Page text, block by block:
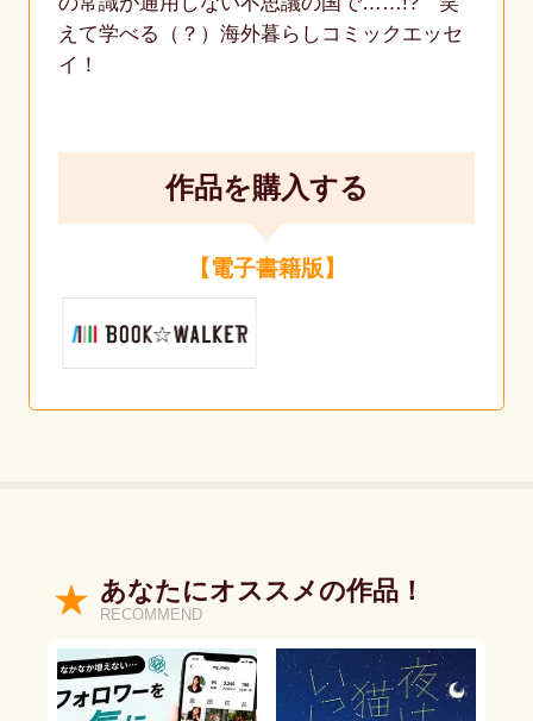
えて学べる（？）海外暮らしコミックエッセ
イ！
作品を購入する
【電子書籍版】
あなたにオススメの作品！
RECOMMEND